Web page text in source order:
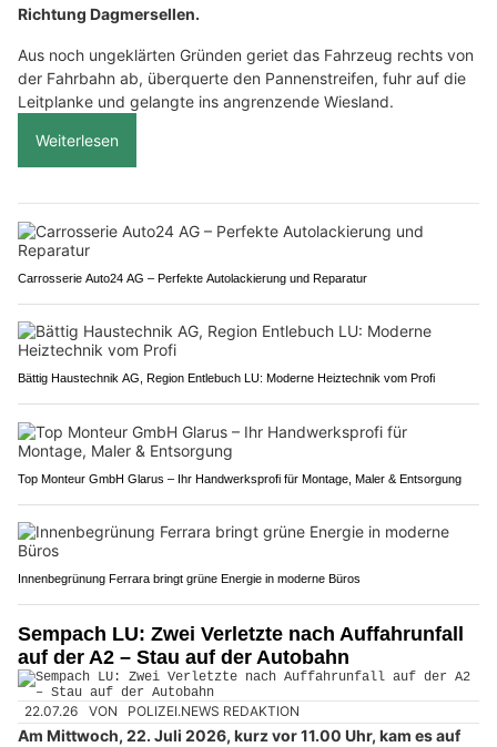
Richtung Dagmersellen.
Aus noch ungeklärten Gründen geriet das Fahrzeug rechts von
der Fahrbahn ab, überquerte den Pannenstreifen, fuhr auf die
Leitplanke und gelangte ins angrenzende Wiesland.
Weiterlesen
Carrosserie Auto24 AG – Perfekte Autolackierung und Reparatur
Bättig Haustechnik AG, Region Entlebuch LU: Moderne Heiztechnik vom Profi
Top Monteur GmbH Glarus – Ihr Handwerksprofi für Montage, Maler & Entsorgung
Innenbegrünung Ferrara bringt grüne Energie in moderne Büros
Sempach LU: Zwei Verletzte nach Auffahrunfall
auf der A2 – Stau auf der Autobahn
22.07.26 VON POLIZEI.NEWS REDAKTION
Am Mittwoch, 22. Juli 2026, kurz vor 11.00 Uhr, kam es auf